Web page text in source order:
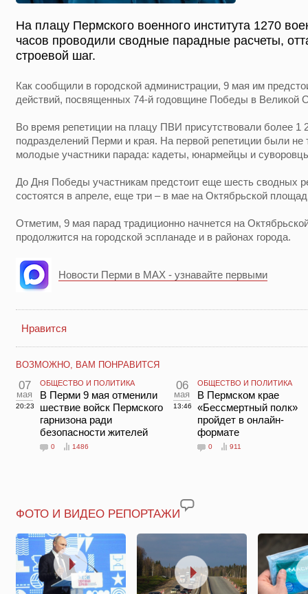
На плацу Пермского военного института 1270
часов проводили сводные парадные расчеты,
строевой шаг.
Как сообщили в городской администрации, 9 мая им
действий, посвященных 74-й годовщине Победы в Великой
Во время репетиции на плацу ПВИ присутствовали более 1
подразделений Перми и края. На первой репетиции были
молодые участники парада: кадеты, юнармейцы и
До Дня Победы участникам предстоит еще шесть сводных
состоятся в апреле, еще три – в мае на Октябрьской
Отметим, 9 мая парад традиционно начнется на
продолжится на городской эспланаде и в районах города.
Новости Перми в MAX - узнавайте первыми
Нравится
ВОЗМОЖНО, ВАМ ПОНРАВИТСЯ
07
мая
20:23
ОБЩЕСТВО И ПОЛИТИКА
В Перми 9 мая отменили
шествие войск Пермского
гарнизона ради
безопасности жителей
0 1486
06
мая
13:46
ОБЩЕСТВО И ПОЛИТИКА
В Пермском крае
«Бессмертный полк»
пройдет в онлайн-
формате
0 911
ФОТО И ВИДЕО РЕПОРТАЖИ